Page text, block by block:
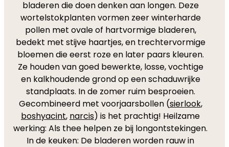
bladeren die doen denken aan longen. Deze
wortelstokplanten vormen zeer winterharde
pollen met ovale of hartvormige bladeren,
bedekt met stijve haartjes, en trechtervormige
bloemen die eerst roze en later paars kleuren.
Ze houden van goed bewerkte, losse, vochtige
en kalkhoudende grond op een schaduwrijke
standplaats. In de zomer ruim besproeien.
Gecombineerd met voorjaarsbollen (sierlook,
boshyacint, narcis) is het prachtig! Heilzame
werking: Als thee helpen ze bij longontstekingen.
In de keuken: De bladeren worden rauw in